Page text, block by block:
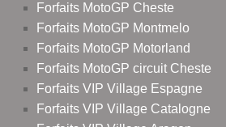
Forfaits MotoGP Cheste
Forfaits MotoGP Montmelo
Forfaits MotoGP Motorland
Forfaits MotoGP circuit Cheste
Forfaits VIP Village Espagne
Forfaits VIP Village Catalogne